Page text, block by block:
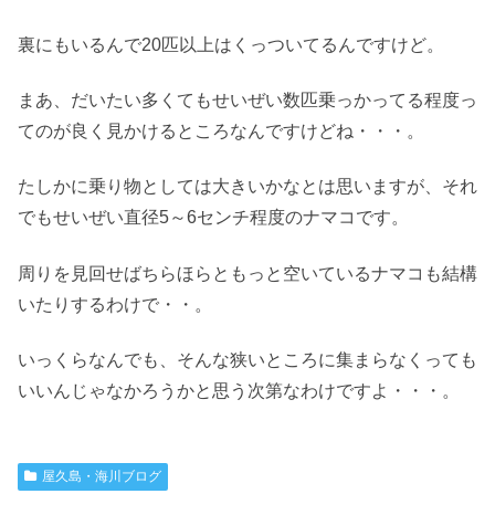
裏にもいるんで20匹以上はくっついてるんですけど。
まあ、だいたい多くてもせいぜい数匹乗っかってる程度っ
てのが良く見かけるところなんですけどね・・・。
たしかに乗り物としては大きいかなとは思いますが、それ
でもせいぜい直径5～6センチ程度のナマコです。
周りを見回せばちらほらともっと空いているナマコも結構
いたりするわけで・・。
いっくらなんでも、そんな狭いところに集まらなくっても
いいんじゃなかろうかと思う次第なわけですよ・・・。
屋久島・海川ブログ